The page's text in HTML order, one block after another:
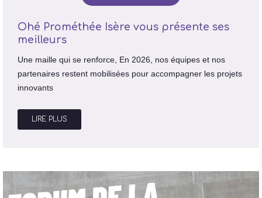
Ohé Prométhée Isère vous présente ses
meilleurs
Une maille qui se renforce, En 2026, nos équipes et nos
partenaires restent mobilisées pour accompagner les projets
innovants
LIRE PLUS